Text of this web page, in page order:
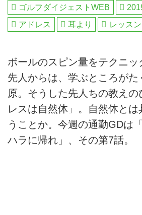
ゴルフダイジェストWEB
アドレス
耳より レッスン
ボールのスピン量をテクニッ
先人からは、学ぶところが
原。そうした先人ちの教えの
レスは自然体」。自然体と
うことか。今週の通勤GDは
ハラに帰れ」、その第7話。